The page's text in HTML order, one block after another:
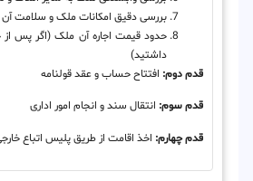
بررسی دقیق امکانات ملک و سلامت آن
حدود قیمت اجاره آن ملک (اگر پس از
داشتید)
قدم دوم: افتتاح حساب و عقد قولنامه
قدم سوم: انتقال سند و انجام امور اداری
قدم چهارم: اخذ اقامت از طریق پلیس اتباع